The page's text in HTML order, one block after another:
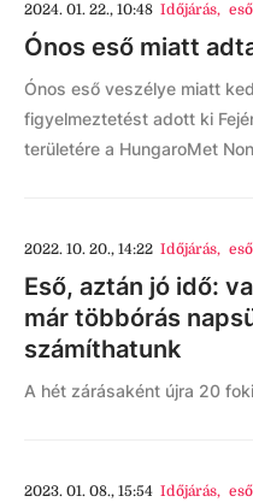
2024. 01. 22., 10:48 Időjárás, eső
Ónos eső miatt
Ónos eső veszélye miatt
figyelmeztetést adott ki
területére a HungaroMet
2022. 10. 20., 14:22 Időjárás, eső
Eső, aztán jó idő:
már többórás
számíthatunk
A hét zárásaként újra 20
2023. 01. 08., 15:54 Időjárás, eső